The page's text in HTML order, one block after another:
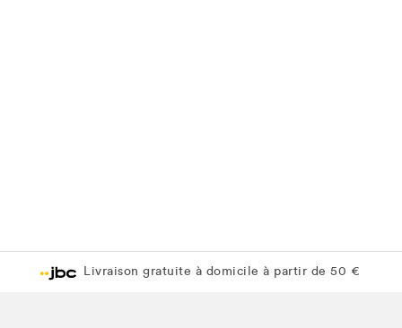
Livraison gratuite en magasin JBC
Livraison gratuite en magasin JBC